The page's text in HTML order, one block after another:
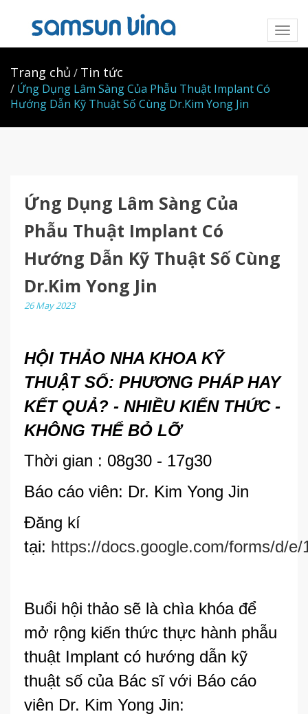
Trang chủ Tin tức
Ứng Dụng Lâm Sàng Của Phẫu Thuật Implant Có
Hướng Dẫn Kỹ Thuật Số Cùng Dr.Kim Yong Jin
Ứng Dụng Lâm Sàng Của
Phẫu Thuật Implant Có
Hướng Dẫn Kỹ Thuật Số Cùng
Dr.Kim Yong Jin
26 May 2023
HỘI THẢO NHA KHOA KỸ
THUẬT SỐ: PHƯƠNG PHÁP HAY
KẾT QUẢ? - NHIỀU KIẾN THỨC -
KHÔNG THỂ BỎ LỠ
Thời gian : 08g30 - 17g30
Báo cáo viên: Dr. Kim Yong Jin
Đăng kí
tại: https://docs.google.com/forms/d/
Buổi hội thảo sẽ là chìa khóa để
mở rộng kiến thức thực hành phẫu
thuật Implant có hướng dẫn kỹ
thuật số của Bác sĩ với Báo cáo
viên Dr. Kim Yong Jin: